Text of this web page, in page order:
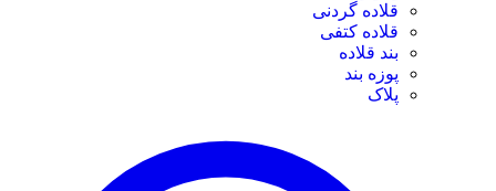
قلاده گردنی
قلاده کتفی
بند قلاده
پوزه بند
پلاک